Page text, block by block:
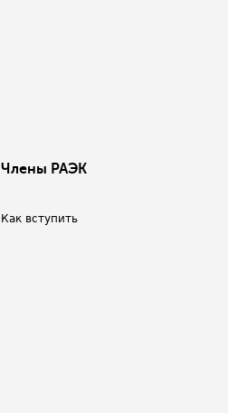
Члены РАЭК
Как вступить